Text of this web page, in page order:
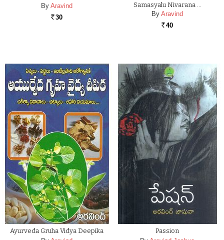
By Aravind
Rs. 30
Samasyalu Nivarana …
By Aravind
Rs. 40
Ayurveda Gruha Vidya Deepika
Passion